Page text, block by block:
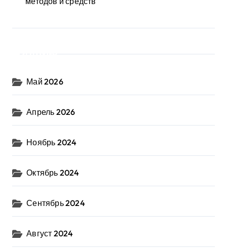
Май 2026
Апрель 2026
Ноябрь 2024
Октябрь 2024
Сентябрь 2024
Август 2024